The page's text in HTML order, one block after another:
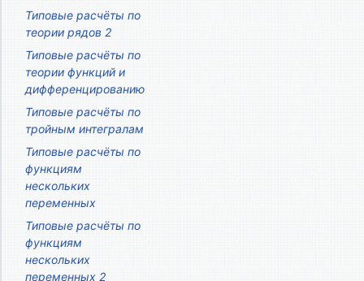
Типовые расчёты по
теории рядов 2
Типовые расчёты по
теории функций и
дифференцированию
Типовые расчёты по
тройным интегралам
Типовые расчёты по
функциям
нескольких
переменных
Типовые расчёты по
функциям
нескольких
переменных 2